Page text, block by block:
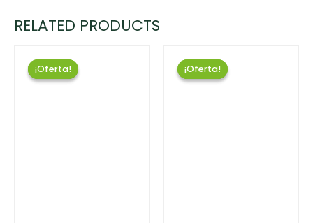
RELATED PRODUCTS
¡Oferta!
¡Oferta! ¡Oferta!
¡Oferta!